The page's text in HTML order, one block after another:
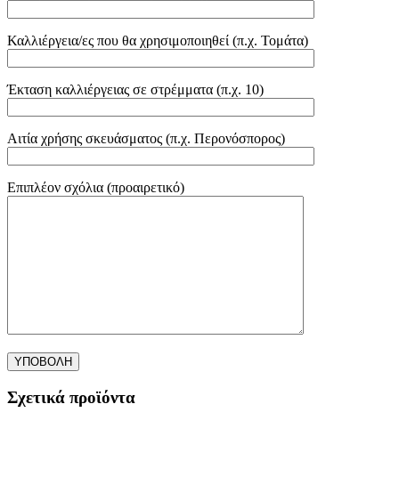
Καλλιέργεια/ες που θα χρησιμοποιηθεί (π.χ. Τομάτα)
Έκταση καλλιέργειας σε στρέμματα (π.χ. 10)
Αιτία χρήσης σκευάσματος (π.χ. Περονόσπορος)
Επιπλέον σχόλια (προαιρετικό)
Σχετικά προϊόντα